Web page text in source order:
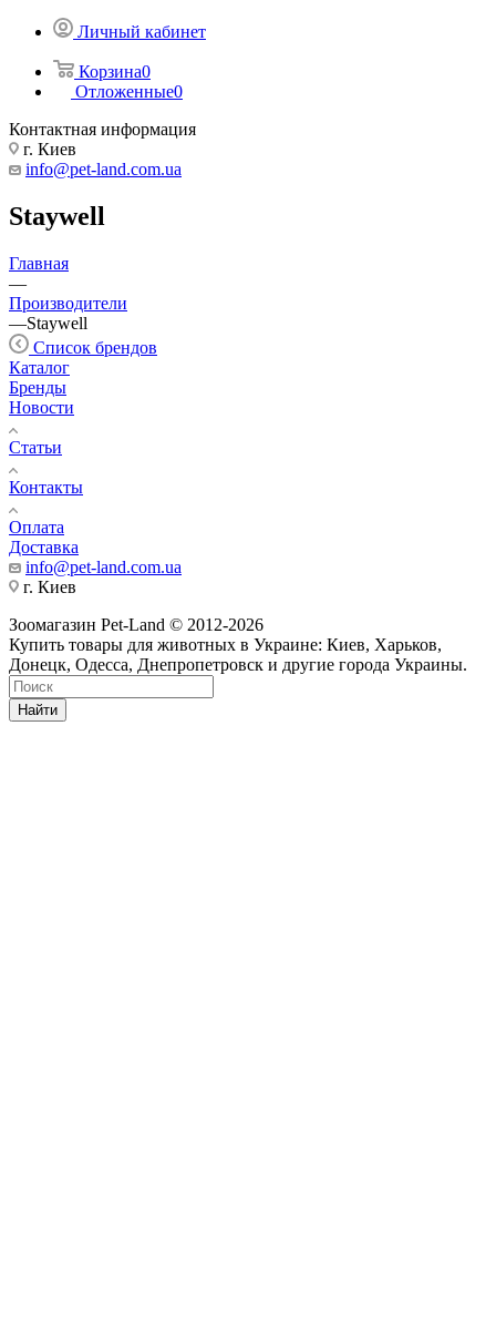
Личный кабинет
Корзина0
Отложенные0
Контактная информация
г. Киев
info@pet-land.com.ua
Staywell
Главная
—
Производители
—Staywell
Список брендов
Каталог
Бренды
Новости
Статьи
Контакты
Оплата
Доставка
info@pet-land.com.ua
г. Киев
Зоомагазин Pet-Land © 2012-2026
Купить товары для животных в Украине: Киев, Харьков,
Донецк, Одесса, Днепропетровск и другие города Украины.
Найти